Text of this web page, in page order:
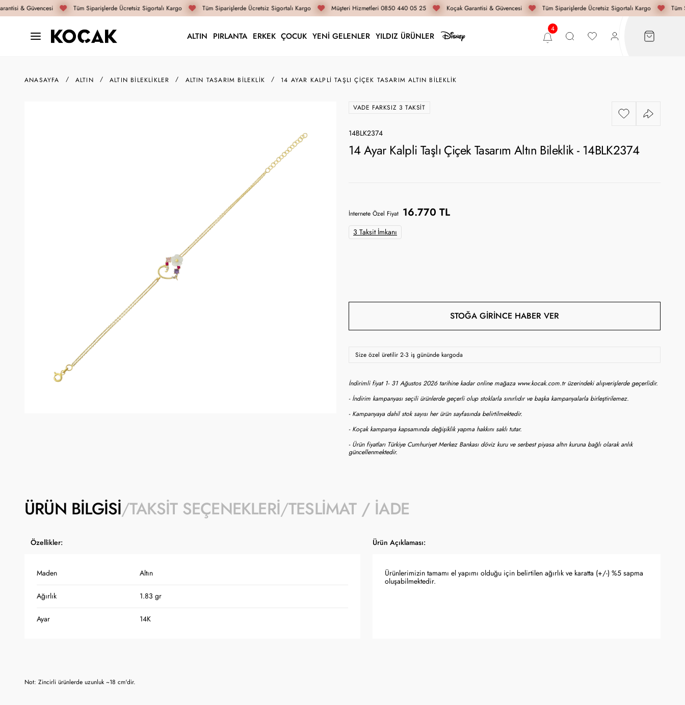
& Güvencesi Tüm Siparişlerde Ücretsiz Sigortalı Kargo Tüm Siparişlerde Ücretsiz Sigortalı Kargo Müşteri Hizmetleri 0850 440 05 25 Koçak Garantisi & Güvencesi Tüm Siparişlerde Ücretsiz Sigortalı Kargo Tüm
ALTIN PIRLANTA ERKEK ÇOCUK YENİ GELENLER YILDIZ ÜRÜNLER
ANASAYFA ALTIN ALTIN BILEKLIKLER ALTIN TASARIM BILEKLIK 14 AYAR KALPLI TAŞLI ÇIÇEK TASARIM ALTIN BILEKLIK
VADE FARKSIZ 3 TAKSIT
14BLK2374
14 Ayar Kalpli Taşlı Çiçek Tasarım Altın Bileklik - 14BLK2374
İnternete Özel Fiyat 16.770 TL
3 Taksit İmkanı
STOĞA GIRINCE HABER VER
Size özel üretilir 2-3 iş gününde kargoda
İndirimli fiyat 1- 31 Ağustos 2026 tarihine kadar online mağaza www.kocak.com.tr üzerindeki alışverişlerde geçerlidir.
- İndirim kampanyası seçili ürünlerde geçerli olup stoklarla sınırlıdır ve başka kampanyalarla birleştirilemez.
- Kampanyaya dahil stok sayısı her ürün sayfasında belirtilmektedir.
- Koçak kampanya kapsamında değişiklik yapma hakkını saklı tutar.
- Ürün fiyatları Türkiye Cumhuriyet Merkez Bankası döviz kuru ve serbest piyasa altın kuruna bağlı olarak anlık
güncellenmektedir.
ÜRÜN BILGISI TAKSIT SEÇENEKLERI TESLIMAT / İADE
Özellikler: Ürün Açıklaması:
Maden Altın
Ağırlık 1.83 gr
Ayar 14K
Ürünlerimizin tamamı el yapımı olduğu için belirtilen ağırlık ve karatta (+/-) %5 sapma
oluşabilmektedir.
Not: Zincirli ürünlerde uzunluk ~18 cm'dir.